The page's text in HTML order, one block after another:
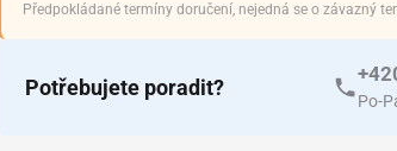
Předpokládané termíny doručení, nejedná se o závazný
Potřebujete poradit?
Po-